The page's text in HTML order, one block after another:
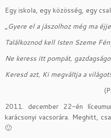
Egy iskola, egy közösség, egy
„Gyere el a jászolhoz még ma
Találkoznod kell Isten Szeme
Ne keress itt pompát,
Keresd azt, Ki megváltja a
(Pintér
2011. december 22-én
karácsonyi vacsorára. Meghitt,
🙂